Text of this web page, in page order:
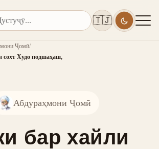
🇹🇯
Ҷомӣ/
сохт Худо подшаҳаш,
Абдураҳмони Ҷомӣ
бар хайли